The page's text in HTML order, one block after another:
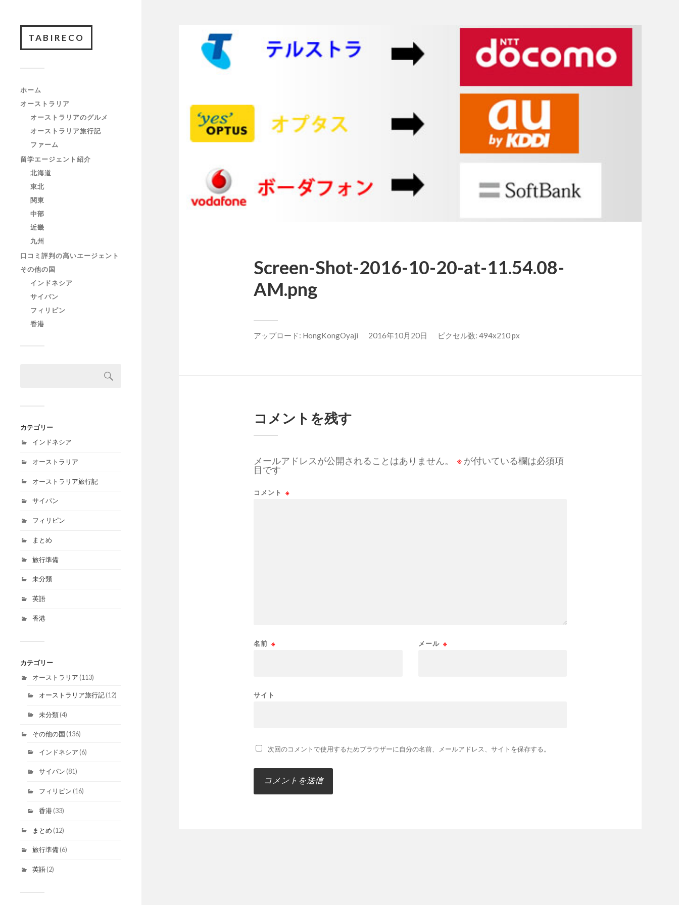
TABIRECO
ホーム
オーストラリア
オーストラリアのグルメ
オーストラリア旅行記
ファーム
留学エージェント紹介
北海道
東北
関東
中部
近畿
九州
口コミ評判の高いエージェント
その他の国
インドネシア
サイパン
フィリピン
香港
カテゴリー
インドネシア
オーストラリア
オーストラリア旅行記
サイパン
フィリピン
まとめ
旅行準備
未分類
英語
香港
カテゴリー
オーストラリア (113)
オーストラリア旅行記(12)
未分類(4)
その他の国 (136)
インドネシア (6)
サイパン (81)
フィリピン (16)
香港(33)
まとめ (12)
旅行準備(6)
英語(2)
Screen-Shot-2016-10-20-at-11.54.08-
AM.png
アップロード: HongKongOyaji 2016年10月20日 ピクセル数: 494x210 px
コメントを残す
メールアドレスが公開されることはありません。 ※ が付いている欄は必須項
目です
コメント ※
名前 ※ メール ※
サイト
次回のコメントで使用するためブラウザーに自分の名前、メールアドレス、サイトを保存する。